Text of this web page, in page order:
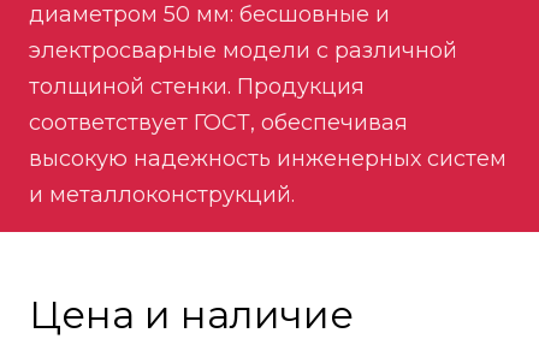
диаметром 50 мм: бесшовные и
электросварные модели с различной
толщиной стенки. Продукция
соответствует ГОСТ, обеспечивая
высокую надежность инженерных систем
и металлоконструкций.
Цена и наличие